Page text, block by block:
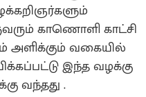
காணொளி காட்சி
அளிக்கும் வகையில்
இந்த வழக்கு
வந்தது .